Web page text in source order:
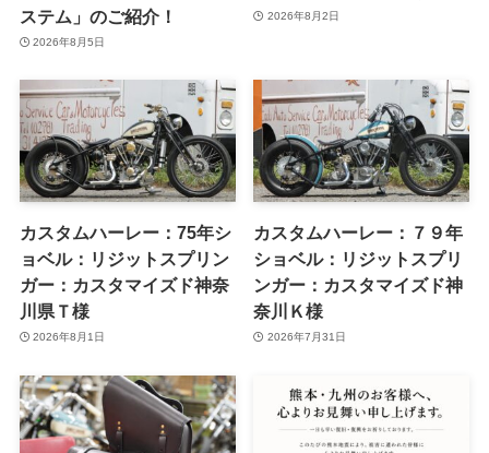
ステム」のご紹介！
2026年8月5日
2026年8月2日
カスタムハーレー：75年シ
ョベル：リジットスプリン
ガー：カスタマイズド神奈
川県Ｔ様
2026年8月1日
カスタムハーレー：７９年
ショベル：リジットスプリ
ンガー：カスタマイズド神
奈川Ｋ様
2026年7月31日